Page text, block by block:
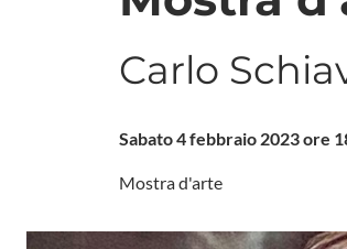
Carlo
Sabato 4 febbraio 2023 ore
Mostra d'arte